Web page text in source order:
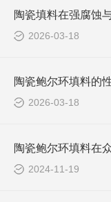
2026-03-18
2026-03-18
2024-11-19